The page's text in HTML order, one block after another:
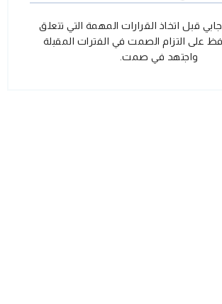
قبل اتخاذ القرارات المهمة التي تتعلق
على التزام الصمت في الفترات المقبلة
واجتهد في صمت.